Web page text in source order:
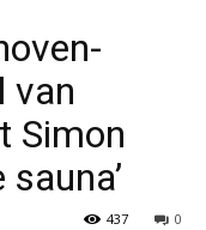
van
Simon
0
437